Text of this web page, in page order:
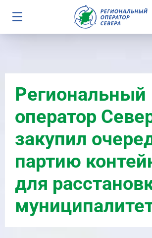
Региональный
оператор
закупил
партию
для